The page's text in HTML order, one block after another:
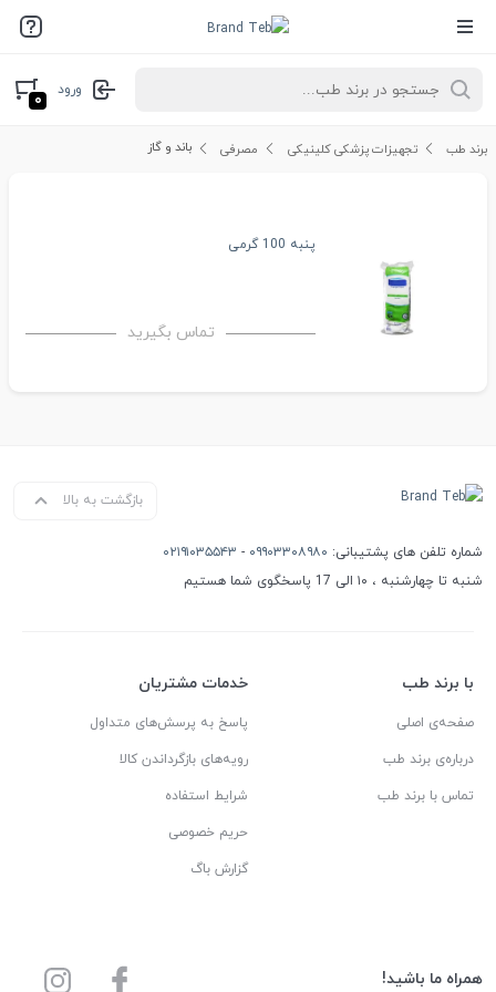
ورود
۰
برند طب تجهیزات پزشکی کلینیکی مصرفی باند و گاز
پنبه 100 گرمی
تماس بگیرید
بازگشت به بالا
شماره تلفن های پشتیبانی: ۰۹۹۰۳۳۰۸۹۸۰ - ۰۲۱۹۱۰۳۵۵۴۳
شنبه تا چهارشنبه ، ۱۰ الی 17 پاسخگوی شما هستیم
با برند طب
صفحه‌ی اصلی
درباره‌ی برند طب
تماس با برند طب
خدمات مشتریان
پاسخ به پرسش‌های متداول
رویه‌های بازگرداندن کالا
شرایط استفاده
حریم خصوصی
گزارش باگ
همراه ما باشید!